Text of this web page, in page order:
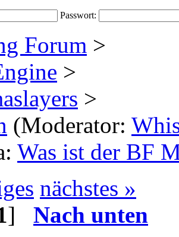
Passwort:
Forum >
>
>
(Moderator:
Was ist der BF
nächstes »
] Nach unten